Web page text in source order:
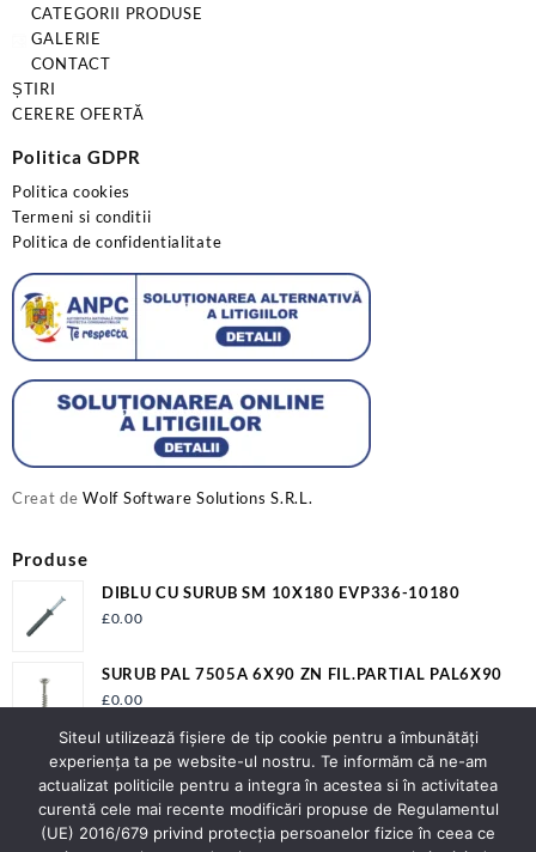
CATEGORII PRODUSE
GALERIE
CONTACT
ȘTIRI
CERERE OFERTĂ
Politica GDPR
Politica cookies
Termeni si conditii
Politica de confidentialitate
Creat deWolf Software Solutions S.R.L.
Produse
DIBLU CU SURUB SM 10X180 EVP336-10180
£0.00
SURUB PAL 7505A 6X90 ZN FIL.PARTIAL PAL6X90
£0.00
SMIRGHEL P-18012CM50M SG-P12180B
£ 0.00
Siteul utilizează fişiere de tip cookie pentru a îmbunătăți
experiența ta pe website-ul nostru. Te informăm că ne-am
actualizat politicile pentru a integra în acestea si în activitatea
curentă cele mai recente modificări propuse de Regulamentul
(UE) 2016/679 privind protecția persoanelor fizice în ceea ce